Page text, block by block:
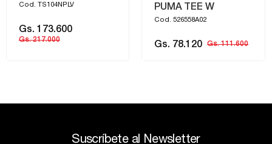
Cod. TS104NPLV
Gs. 173.600
Gs. 217.000
PUMA TEE W
Cod. 526558A02
Gs. 78.120 Gs. 111.600
Suscríbete al Newsletter